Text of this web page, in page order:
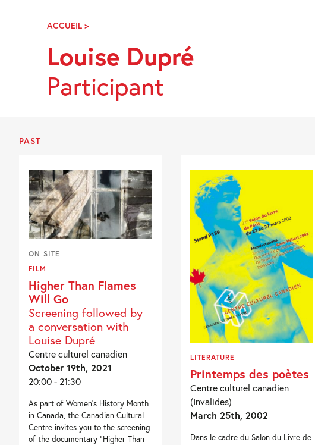
NavigationACCUEIL >LOUISE
Louise Dupré
Participant
PAST
ON SITE
FILM
Higher Than Flames
Will Go
Screening followed by
a conversation with
Louise Dupré
Centre culturel canadien
October 19th, 2021
20:00 - 21:30
As part of Women’s History Month
in Canada, the Canadian Cultural
Centre invites you to the screening
of the documentary “Higher Than
LITERATURE
Printemps des poètes
Centre culturel canadien
(Invalides)
March 25th, 2002
Dans le cadre du Salon du Livre de